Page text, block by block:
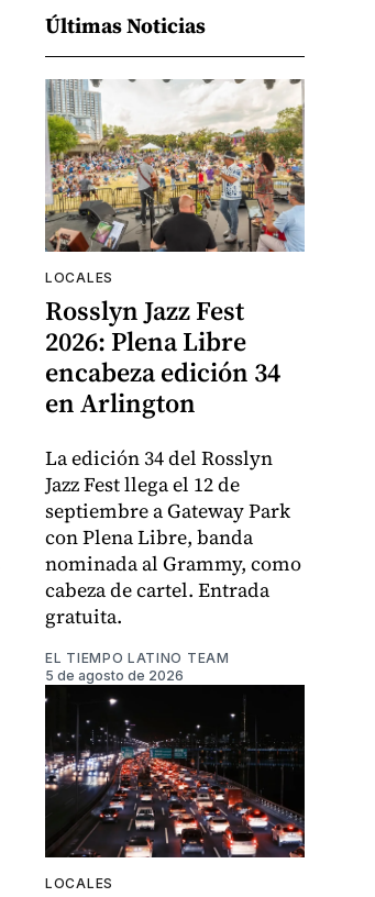
Últimas Noticias
LOCALES
Rosslyn Jazz Fest
2026: Plena Libre
encabeza edición 34
en Arlington
La edición 34 del Rosslyn
Jazz Fest llega el 12 de
septiembre a Gateway Park
con Plena Libre, banda
nominada al Grammy, como
cabeza de cartel. Entrada
gratuita.
EL TIEMPO LATINO TEAM
5 de agosto de 2026
LOCALES